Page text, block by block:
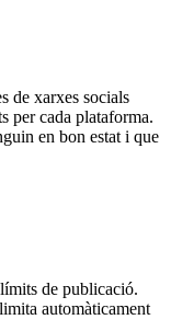
de xarxes socials
per cada plataforma.
en bon estat i que
de publicació.
automàticament